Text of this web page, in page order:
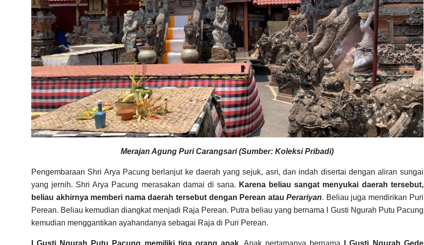
Merajan Agung Puri Carangsari (Sumber: Koleksi Pribadi)
Pengembaraan Shri Arya Pacung berlanjut ke daerah yang sejuk, asri, dan indah disertai dengan aliran sungai
yang jernih. Shri Arya Pacung merasakan damai di sana. Karena beliau sangat menyukai daerah tersebut,
beliau akhirnya memberi nama daerah tersebut dengan Perean atauPerariyan. Beliau juga mendirikan Puri
Perean. Beliau kemudian diangkat menjadi Raja Perean. Putra beliau yang bernama I Gusti Ngurah Putu Pacung
kemudian menggantikan ayahandanya sebagai Raja di Puri Perean.
I Gusti Ngurah Putu Pacung memiliki tiga orang anak. Anak pertamanya bernama I Gusti Ngurah Gede